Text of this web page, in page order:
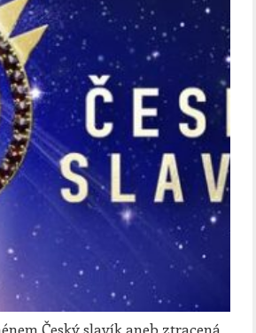
Český slavík aneb ztracená